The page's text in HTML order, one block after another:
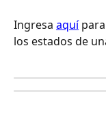
Ingresa aquí para
los estados de